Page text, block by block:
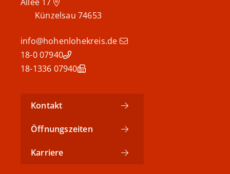
74653
Künzelsau
info@hohenlohekreis.de
07940 18-0
07940 18-1336
Kontakt
Öffnungszeiten
Karriere